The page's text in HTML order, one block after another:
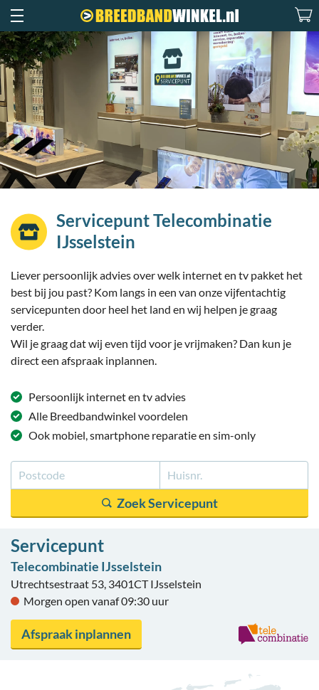
Servicepunt Telecombinatie
IJsselstein
Liever persoonlijk advies over welk internet en tv pakket het
best bij jou past? Kom langs in een van onze vijfentachtig
servicepunten door heel het land en wij helpen je graag
verder.
Wil je graag dat wij even tijd voor je vrijmaken? Dan kun je
direct een afspraak inplannen.
Persoonlijk internet en tvadvies
Alle Breedbandwinkel voordelen
Ook mobiel, smartphone reparatieen sim-only
Servicepunt
Telecombinatie IJsselstein
Utrechtsestraat 53, 3401CT IJsselstein
Morgen open vanaf 09:30 uur
Afspraak inplannen